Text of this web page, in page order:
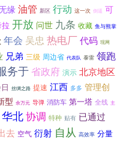
缘 油管 新区 行动 这一次 倒逼 可
开放 问世 九条 收藏 鱼与熊掌
年会 吴忠 热电厂代码 现网
兄弟 三级 周边省 代表队 泰雷 领跑
务于 省政府 演示 北京地区
丝绸之路 提速 江西 多多 管理创
型 余万元 导弹 消防车 第一塔 全线 主
华北协调 特种 贴有 已通过
去 空气 衍射 自从 高效率 分量